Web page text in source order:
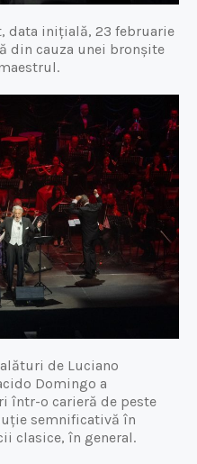
data inițială, 23 februarie
din cauza unei bronșite
de Luciano
Domingo a
într-o carieră de peste
semnificativă în
clasice, în general.